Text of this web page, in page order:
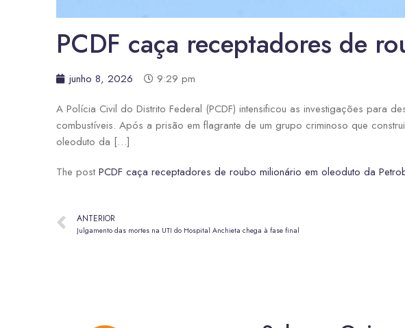
PCDF caça receptadores de
junho 8, 2026
9:29 pm
A Polícia Civil do Distrito Federal (PCDF) intensificou as investigações para
combustíveis. Após a prisão em flagrante de um grupo criminoso que
oleoduto da […]
The post PCDF caça receptadores de roubo milionário em oleoduto da
ANTERIOR
Julgamento das mortes na UTI do Hospital Anchieta chega à fase final